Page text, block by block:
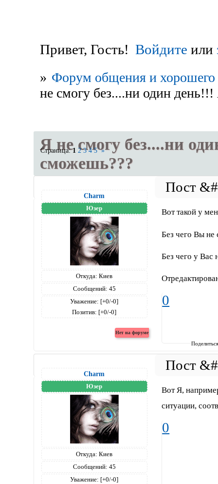
Привет, Гость! Войдите или
» Форум общения и хорошего
не смогу без....ни один
Я не смогу без....ни
сможешь???
Страница:1 2 3 4 5 »
Charm
Юзер
Откуда: Киев
Сообщений: 45
Уважение: [+0/-0]
Позитив: [+0/-0]
Вот такой у
Без чего Вы не
Без чего у Вас
0
Charm
Юзер
Откуда: Киев
Сообщений: 45
Уважение: [+0/-0]
Вот Я,
ситуации,
0